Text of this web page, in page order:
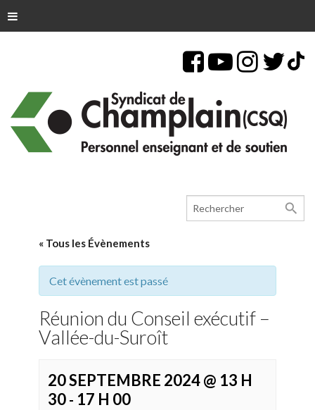
search
« Tous les Évènements
Cet évènement est passé
Réunion du Conseil exécutif –
Vallée-du-Suroît
20 SEPTEMBRE 2024 @ 13 H
30 - 17 H 00